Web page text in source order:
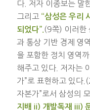
다. 저자 이종보는 말
그리고 “삼성은 우리
되었다”. (9쪽) 이러한
과 통상 기반 경제 영
을 포함한 정치 영역
해주고 있다. 저자는
가”로 표현하고 있다
자본가”로서 삼성의
지배 ii) 개발독재 iii)